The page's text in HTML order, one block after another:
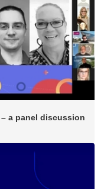
a panel discussion